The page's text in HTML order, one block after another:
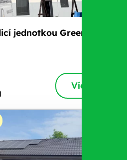
jednotkou GreenBox
Více